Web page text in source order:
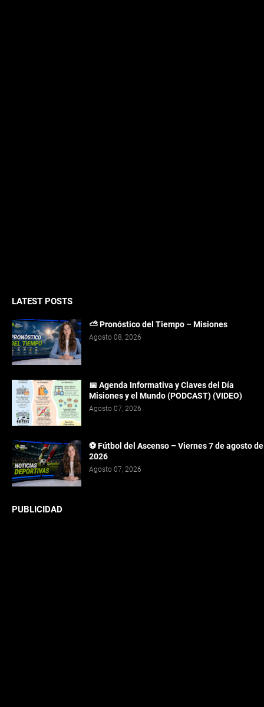
LATEST POSTS
⛅ Pronóstico del Tiempo – Misiones
Agosto 08, 2026
📅 Agenda Informativa y Claves del Día
Misiones y el Mundo (PODCAST) (VIDEO)
Agosto 07, 2026
⚽ Fútbol del Ascenso – Viernes 7 de agosto de
2026
Agosto 07, 2026
PUBLICIDAD